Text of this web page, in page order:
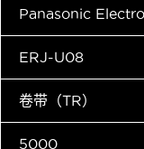
Panasonic
ERJ-U08
卷带（TR）
5000